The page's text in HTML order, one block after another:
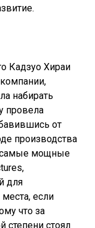
Кадзуо Хираи
набирать
провела
от
производства
самые мощные
для
если
что за
степени стоял